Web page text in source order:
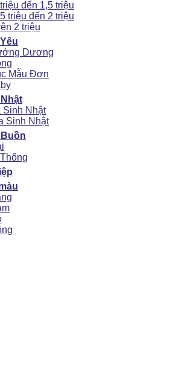
đến 1,5 triệu
triệu đến 2 triệu
2 triệu
Dương
Mẫu Đơn
Sinh Nhật
Sinh Nhật
Buồn